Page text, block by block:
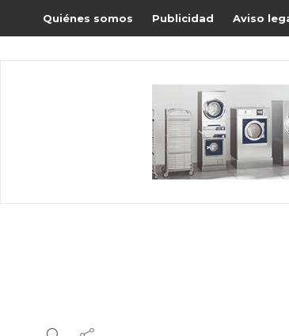
Quiénes somos Publicidad Aviso